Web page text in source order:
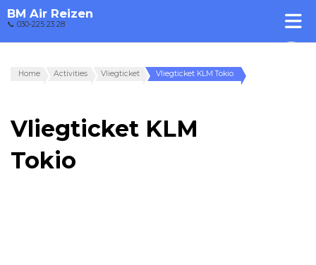
BM Air Reizen
📞 030-225 23 28
Home Activities Vliegticket Vliegticket KLM Tokio
Vliegticket KLM
Tokio